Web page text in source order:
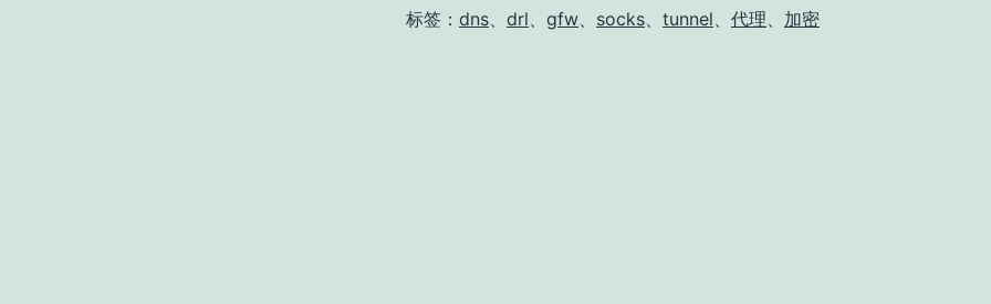
标签： dns、 drl、 gfw、 socks、 tunnel、 代理、 加密